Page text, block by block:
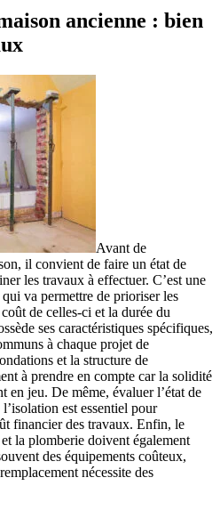
ancienne : bien
Avant de
il convient de faire un état de
les travaux à effectuer. C’est une
va permettre de prioriser les
de celles-ci et la durée du
ses caractéristiques spécifiques,
à chaque projet de
et la structure de
à prendre en compte car la solidité
en jeu. De même, évaluer l’état de
est essentiel pour
financier des travaux. Enfin, le
la plomberie doivent également
des équipements coûteux,
nécessite des